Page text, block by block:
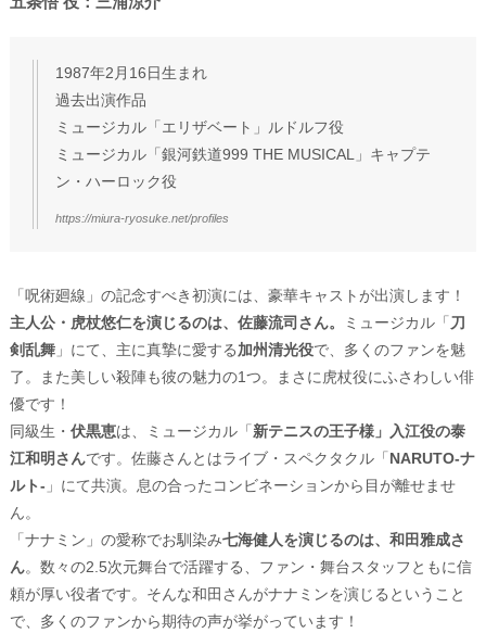
1987年2月16日生まれ
過去出演作品
ミュージカル「エリザベート」ルドルフ役
ミュージカル「銀河鉄道999 THE MUSICAL」キャプテ
ン・ハーロック役
https://miura-ryosuke.net/profiles
「呪術廻線」の記念すべき初演には、豪華キャストが出演します！
主人公・虎杖悠仁を演じるのは、佐藤流司さん。
ミュージカル「 刀
剣乱舞」にて、主に真摯に愛する加州清光役で、多くのファンを魅
了。また美しい殺陣も彼の魅力の1つ。まさに虎杖役にふさわしい俳
優です！
同級生・ 伏黒恵は、ミュージカル「 新テニスの王子様」入江役の泰
江和明さんです。佐藤さんとはライブ・スペクタクル「 NARUTO-ナ
ルト- 」にて共演。息の合ったコンビネーションから目が離せませ
ん。
「ナナミン」の愛称でお馴染み七海健人を演じるのは、和田雅成さ
ん。数々の2.5次元舞台で活躍する、ファン・舞台スタッフともに信
頼が厚い役者です。そんな和田さんがナナミンを演じるということ
で、多くのファンから期待の声が挙がっています！